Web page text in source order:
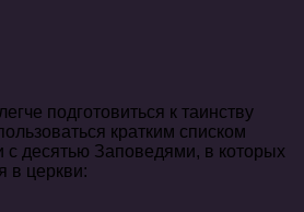
подготовиться к таинству
кратким списком
с десятью Заповедями, в которых
в церкви: